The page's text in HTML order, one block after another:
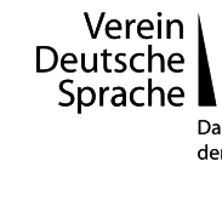
springen